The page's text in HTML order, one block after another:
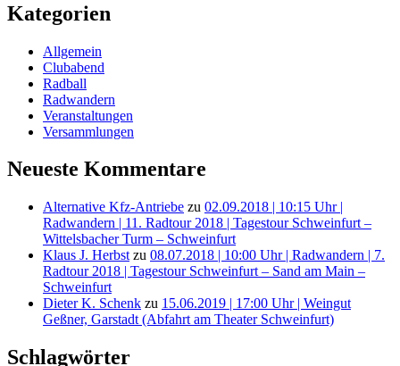
Kategorien
Allgemein
Clubabend
Radball
Radwandern
Veranstaltungen
Versammlungen
Neueste Kommentare
Alternative Kfz-Antriebe zu 02.09.2018 | 10:15 Uhr |
Radwandern | 11. Radtour 2018 | Tagestour Schweinfurt –
Wittelsbacher Turm – Schweinfurt
Klaus J. Herbst zu 08.07.2018 | 10:00 Uhr | Radwandern | 7.
Radtour 2018 | Tagestour Schweinfurt – Sand am Main –
Schweinfurt
Dieter K. Schenk zu 15.06.2019 | 17:00 Uhr | Weingut
Geßner, Garstadt (Abfahrt am Theater Schweinfurt)
Schlagwörter